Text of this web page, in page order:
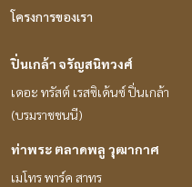
โครงการของเรา
ปิ่นเกล้า จรัญสนิทวงศ์
เดอะ ทรัสต์ เรสซิเด้นซ์ ปิ่นเกล้า
(บรมราชชนนี)
ท่าพระ ตลาดพลู วุฒากาศ
เมโทร พาร์ค สาทร